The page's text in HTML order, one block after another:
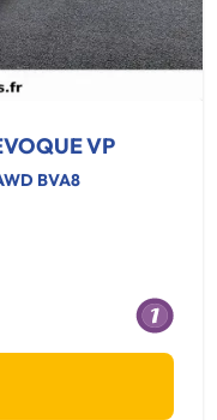
VP
BVA8